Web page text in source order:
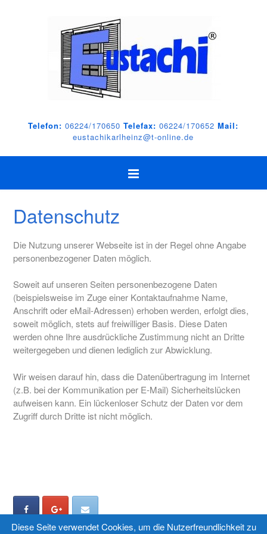
Telefon: 06224/170650 Telefax: 06224/170652 Mail:
eustachikarlheinz@t-online.de
Datenschutz
Die Nutzung unserer Webseite ist in der Regel ohne Angabe
personenbezogener Daten möglich.
Soweit auf unseren Seiten personenbezogene Daten
(beispielsweise im Zuge einer Kontaktaufnahme Name,
Anschrift oder eMail-Adressen) erhoben werden, erfolgt dies,
soweit möglich, stets auf freiwilliger Basis. Diese Daten
werden ohne Ihre ausdrückliche Zustimmung nicht an Dritte
weitergegeben und dienen lediglich zur Abwicklung.
Wir weisen darauf hin, dass die Datenübertragung im Internet
(z.B. bei der Kommunikation per E-Mail) Sicherheitslücken
aufweisen kann. Ein lückenloser Schutz der Daten vor dem
Zugriff durch Dritte ist nicht möglich.
Diese Seite verwendet Cookies, um die Nutzerfreundlichkeit zu